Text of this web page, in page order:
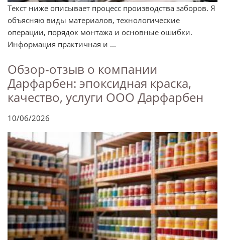
Текст ниже описывает процесс производства заборов. Я
объясняю виды материалов, технологические
операции, порядок монтажа и основные ошибки.
Информация практичная и ...
Обзор-отзыв о компании
Дарфарбен: эпоксидная краска,
качество, услуги ООО Дарфарбен
10/06/2026